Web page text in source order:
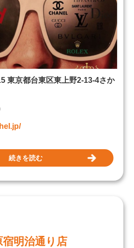
東京都台東区東上野2-13-4さか
続きを読む
明治通り店